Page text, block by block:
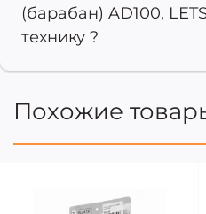
(барабан) AD100,
технику ?
Похожие